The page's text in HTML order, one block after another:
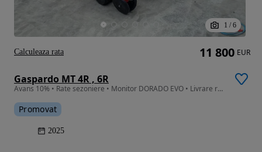
1 / 6
Gaspardo MT 4R , 6R
Avans 10% • Rate sezoniere • Monitor DORADO EVO • Livrare rapidă
Promovat
2025
11 800 EUR
Calculeaza rata